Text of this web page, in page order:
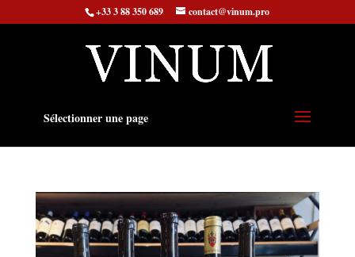
+33 3 88 350 689 contact@vinum.pro
Sélectionner une page